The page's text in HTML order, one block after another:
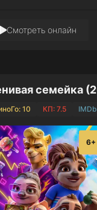
Смотреть онлайн
семейка
10 КП: 7.5
6+